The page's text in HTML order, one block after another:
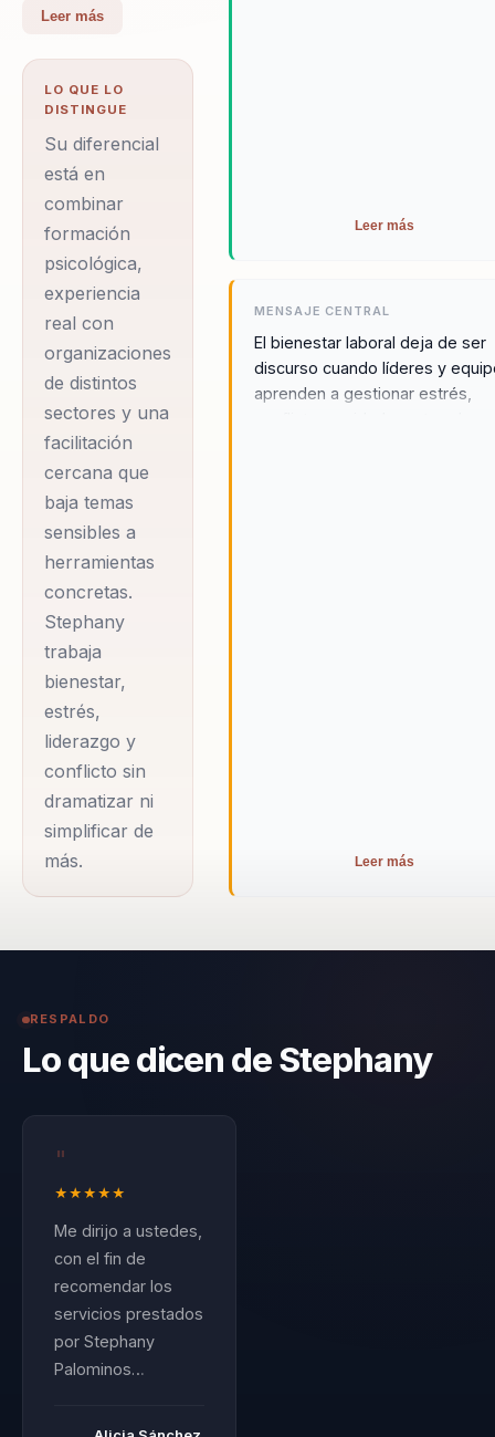
organizacional para
temas más sensibles
del trabajo actual:
cómo sostener
bienestar,
convivencia y
desempeño sin
normalizar el
desgaste. Stephany
Palominos es
psicóloga y relatora
de experiencia en
formativos y
acompañamiento
grupal en
empresas,
instituciones
públicas, salud y
comunidades
educativas. A lo
largo de ese
recorrido ha
trabajado bienestar
emocional y laboral,
de conflictos,
Su propuesta no se
queda en conceptos
abstractos ni en
discursos de
autocuidado sin
Leer más
LO QUE LO
DISTINGUE
Su diferencial
está en
combinar
formación
psicológica,
experiencia
real con
organizaciones
de distintos
sectores y una
facilitación
cercana que
baja temas
sensibles a
herramientas
concretas.
Stephany
trabaja
bienestar,
estrés,
liderazgo y
conflicto sin
dramatizar ni
simplificar de
más.
Leer más
MENSAJE CENTRAL
El bienestar laboral deja de ser
discurso cuando líderes y
aprenden a gestionar estrés,
Leer más
RESPALDO
Lo que dicen de Stephany
"
★ ★ ★ ★ ★
Me dirijo a ustedes,
con el fin de
recomendar los
servicios prestados
por Stephany
Palominos